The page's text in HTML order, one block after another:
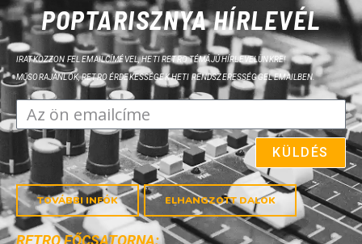
POPTARISZNYA HÍRLEVÉL
IRATKOZZON FEL EMAILCÍMÉVEL, HETI RETRO TÉMÁJÚ HÍRLEVELÜNKRE!
MŰSORAJÁNLÓK, RETRO ÉRDEKESSÉGEK HETI RENDSZERESSÉGGEL EMAILBEN.
KÜLDÉS
TOVÁBBI INFÓK ELHANGZOTT DALOK
RETRO FŐCSATORNA: